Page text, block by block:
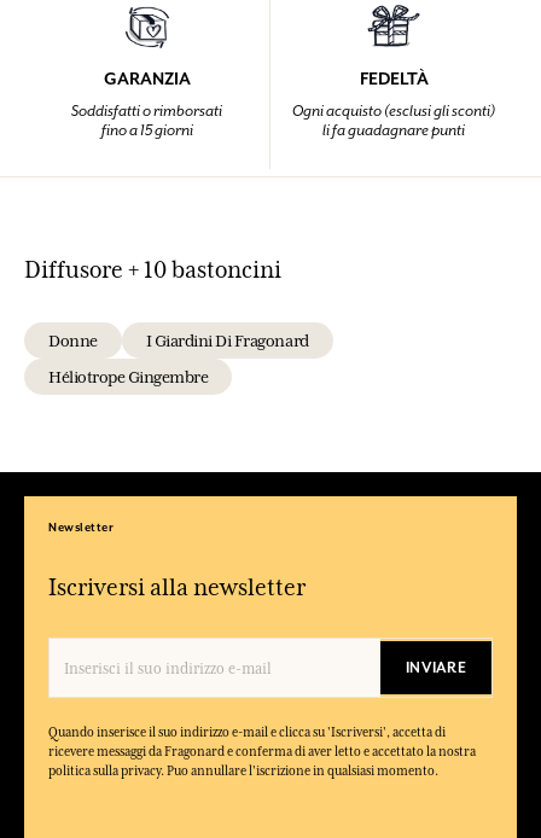
GARANZIA
Soddisfatti o rimborsati
fino a 15 giorni
FEDELTÀ
Ogni acquisto (esclusi gli sconti)
li fa guadagnare punti
Diffusore + 10 bastoncini
Donne
I Giardini Di Fragonard
Héliotrope Gingembre
Newsletter
Iscriversi alla newsletter
INVIARE
Quando inserisce il suo indirizzo e-mail e clicca su 'Iscriversi', accetta di
ricevere messaggi da Fragonard e conferma di aver letto e accettato la nostra
politica sulla privacy. Puo annullare l'iscrizione in qualsiasi momento.